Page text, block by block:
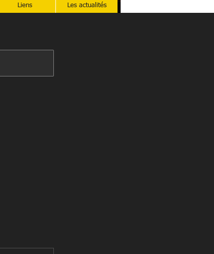
Liens Les actualités